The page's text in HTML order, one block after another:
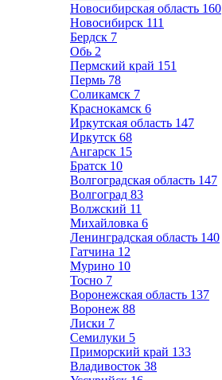
Новосибирская область 160
Новосибирск 111
Бердск 7
Обь 2
Пермский край 151
Пермь 78
Соликамск 7
Краснокамск 6
Иркутская область 147
Иркутск 68
Ангарск 15
Братск 10
Волгоградская область 147
Волгоград 83
Волжский 11
Михайловка 6
Ленинградская область 140
Гатчина 12
Мурино 10
Тосно 7
Воронежская область 137
Воронеж 88
Лиски 7
Семилуки 5
Приморский край 133
Владивосток 38